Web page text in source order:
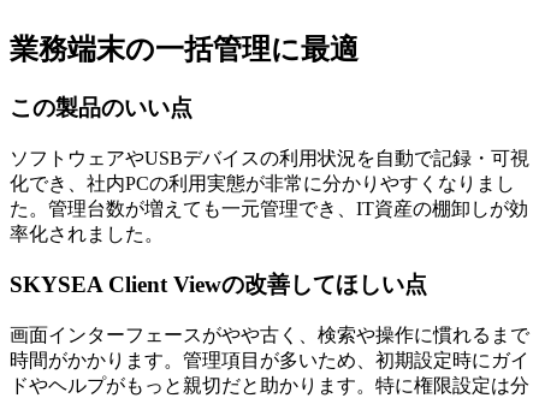
業務端末の一括管理に最適
この製品のいい点
ソフトウェアやUSBデバイスの利用状況を自動で記録・可視
化でき、社内PCの利用実態が非常に分かりやすくなりまし
た。管理台数が増えても一元管理でき、IT資産の棚卸しが効
率化されました。
SKYSEA Client Viewの改善してほしい点
画面インターフェースがやや古く、検索や操作に慣れるまで
時間がかかります。管理項目が多いため、初期設定時にガイ
ドやヘルプがもっと親切だと助かります。特に権限設定は分